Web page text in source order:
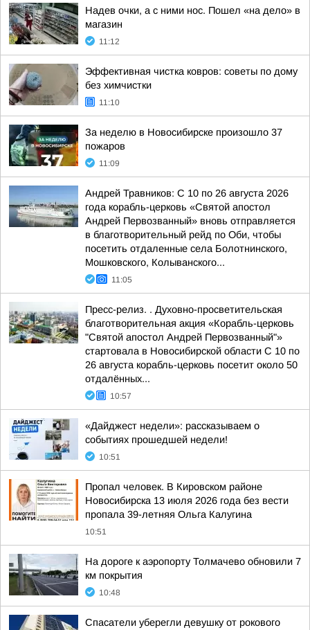
Надев очки, а с ними нос. Пошел «на дело» в
магазин
11:12
Эффективная чистка ковров: советы по дому
без химчистки
11:10
За неделю в Новосибирске произошло 37
пожаров
11:09
Андрей Травников: С 10 по 26 августа 2026
года корабль-церковь «Святой апостол
Андрей Первозванный» вновь отправляется
в благотворительный рейд по Оби, чтобы
посетить отдаленные села Болотнинского,
Мошковского, Колыванского...
11:05
Пресс-релиз. . Духовно-просветительская
благотворительная акция «Корабль-церковь
"Святой апостол Андрей Первозванный"»
стартовала в Новосибирской области С 10 по
26 августа корабль-церковь посетит около 50
отдалённых...
10:57
«Дайджест недели»: рассказываем о
событиях прошедшей недели!
10:51
Пропал человек. В Кировском районе
Новосибирска 13 июля 2026 года без вести
пропала 39-летняя Ольга Калугина
10:51
На дороге к аэропорту Толмачево обновили 7
км покрытия
10:48
Спасатели уберегли девушку от рокового